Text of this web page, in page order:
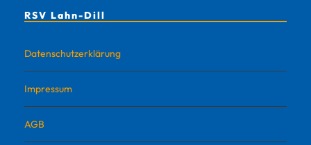
RSV Lahn-Dill
Datenschutzerklärung
Impressum
AGB